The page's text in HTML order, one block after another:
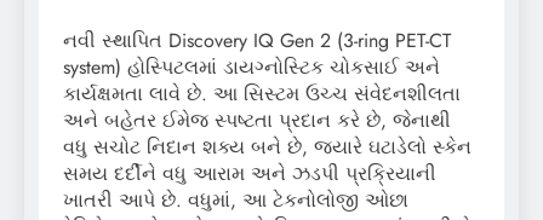
નવી સ્થાપિત Discovery IQ Gen 2 (3-ring PET-CT
system) હોસ્પિટલમાં ડાયગ્નોસ્ટિક ચોકસાઈ અને
કાર્યક્ષમતા લાવે છે. આ સિસ્ટમ ઉચ્ચ સંવેદનશીલતા
અને બહેતર ઈમેજ સ્પષ્ટતા પ્રદાન કરે છે, જેનાથી
વધુ સચોટ નિદાન શક્ય બને છે, જ્યારે ઘટાડેલો સ્કેન
સમય દર્દીને વધુ આરામ અને ઝડપી પ્રક્રિયાની
ખાતરી આપે છે. વધુમાં, આ ટેકનોલોજી ઓછા